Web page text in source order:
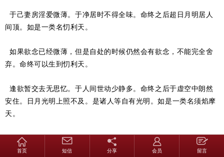
于己妻房淫爱微薄。于净居时不得全味。命终之后超日月明居人
间顶。如是一类名忉利天。
如果欲念已经微薄，但是自处的时候仍然会有欲念，不能完全舍
弃。命终可以生到忉利天。
逢欲暂交去无思忆。于人间世动少静多。命终之后于虚空中朗然
安住。日月光明上照不及。是诸人等自有光明。如是一类名须焰摩
天。
如果有了欲念暂行房事，过后没有思念。于人世间事，少动多
静。命终的时候可以安住虚空。超于日月。身有光明。生须焰摩
首页 短信 分享 会员 留言